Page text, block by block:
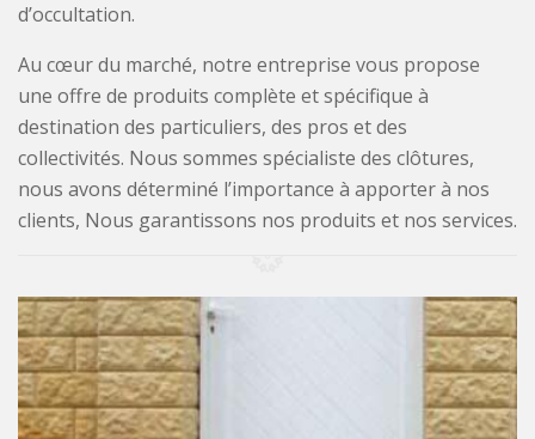
d’occultation.
Au cœur du marché, notre entreprise vous propose
une offre de produits complète et spécifique à
destination des particuliers, des pros et des
collectivités. Nous sommes spécialiste des clôtures,
nous avons déterminé l’importance à apporter à nos
clients, Nous garantissons nos produits et nos services.